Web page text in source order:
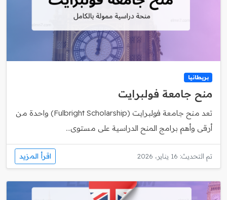
بريطانيا
منح جامعة فولبرايت
تعد منح جامعة فولبرايت (Fulbright Scholarship) واحدة من
أرقى وأهم برامج المنح الدراسية على مستوى...
تم التحديث: 16 يناير، 2026 اقرأ المزيد